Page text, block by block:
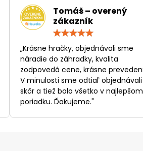
Tomáš – overený
zákazník
/
„Krásne hračky, objednávali sme
náradie do záhradky, kvalita
zodpovedá cene, krásne
V minulosti sme odtiaľ objednávali
skôr a tiež bolo všetko v najlepšom
poriadku. Ďakujeme."